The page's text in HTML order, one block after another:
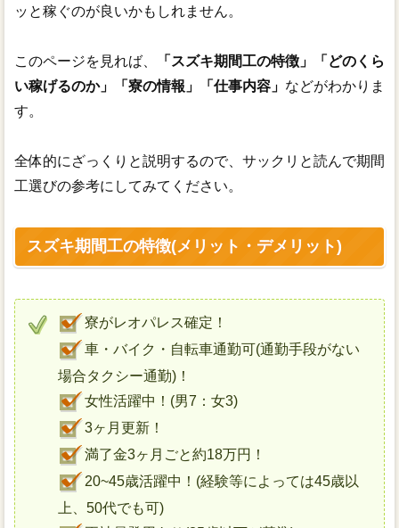
ッと稼ぐのが良いかもしれません。
このページを見れば、
「スズキ期間工の特徴」「どのくら
い稼げるのか」「寮の情報」「仕事内容」 などがわかりま
す。
全体的にざっくりと説明するので、サックリと読んで期間
工選びの参考にしてみてください。
スズキ期間工の特徴(メリット・デメリット)
寮がレオパレス確定！
車・バイク・自転車通勤可(通勤手段がない
場合タクシー通勤)！
女性活躍中！(男7：女3)
3ヶ月更新！
満了金3ヶ月ごと約18万円！
20~45歳活躍中！(経験等によっては45歳以
上、50代でも可)